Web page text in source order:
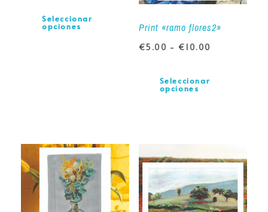
Seleccionar
opciones Print «ramo flores2»
€5.00 - € 10.00
Seleccionar
opciones